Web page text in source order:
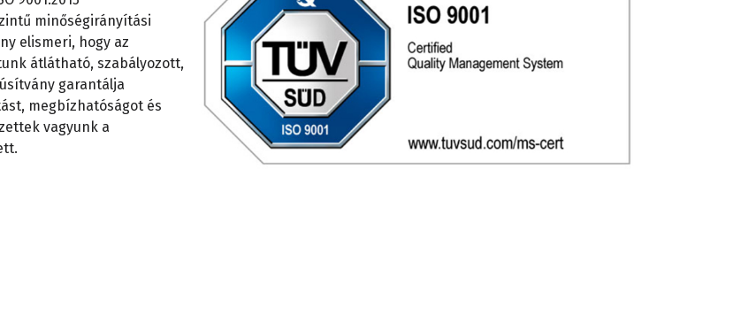
vizsgálat
Vízbehatolási
vizsgálata
Kalibrációs
minőségirányítási
elismeri, hogy az
átlátható, szabályozott,
garantálja
megbízhatóságot és
vagyunk a